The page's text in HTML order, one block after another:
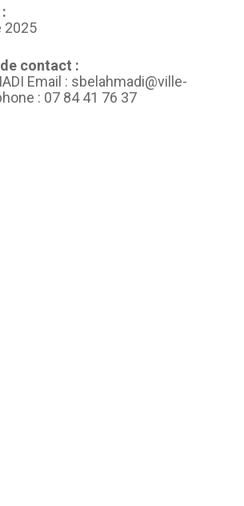
2025
contact :
Email : sbelahmadi@ville-
: 07 84 41 76 37